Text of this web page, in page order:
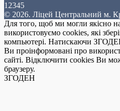
12345
© 2026. Ліцей Центральний м.
Для того, щоб ми могли якісно
використовуємо cookies, які
компьютері. Натискаючи
Ви проінформовані про
сайті. Відключити cookies Ви
браузеру.
ЗГОДЕН